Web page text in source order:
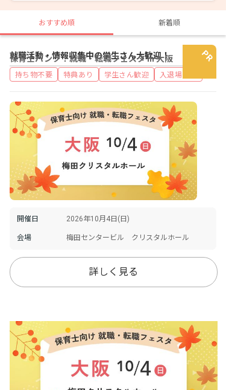
おすすめ順 新着順
保育士バンク！就職・転職フェスタ in 大阪
就職活動・情報収集中の学生さん大歓迎！
持ち物不要 特典あり 学生さん歓迎 入退場自由
開催日 2026年10月4日(日)
会場 梅田センタービル クリスタルホール
詳しく見る